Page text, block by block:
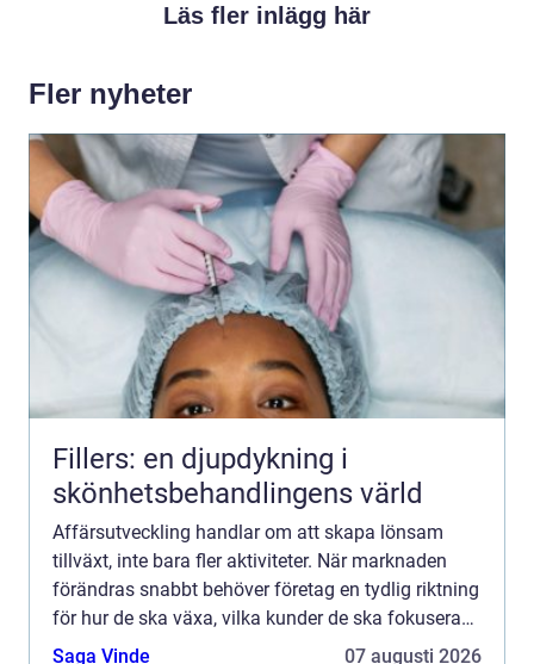
Läs fler inlägg här
Fler nyheter
Fillers: en djupdykning i
skönhetsbehandlingens värld
Affärsutveckling handlar om att skapa lönsam
tillväxt, inte bara fler aktiviteter. När marknaden
förändras snabbt behöver företag en tydlig riktning
för hur de ska växa, vilka kunder de ska fokusera
p...
Saga Vinde 07 augusti 2026